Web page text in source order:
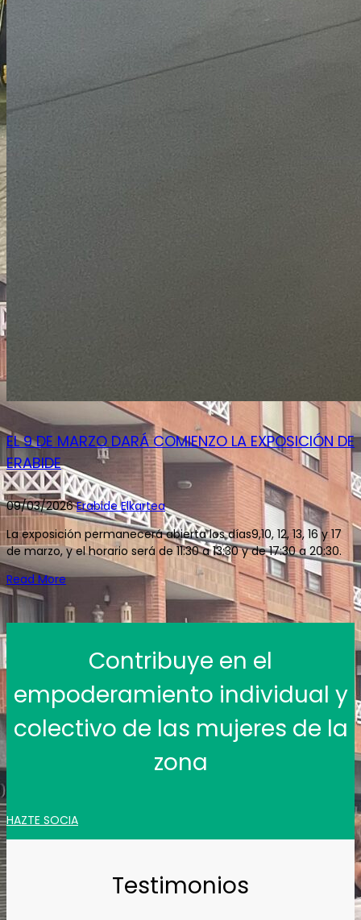
EL 9 DE MARZO DARÁ COMIENZO LA EXPOSICIÓN DE
ERABIDE
09/03/2026 Erabide Elkartea
La exposición permanecerá abierta los días9,10, 12, 13, 16 y 17
de marzo, y el horario será de 11:30 a 13:30 y de 17:30 a 20:30.
Read More
Contribuye en el
empoderamiento individual y
colectivo de las mujeres de la
zona
HAZTE SOCIA
Testimonios